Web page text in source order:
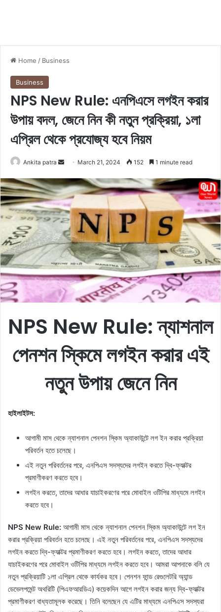
Home / Business
Business
NPS New Rule: এনপিএসে লগইন করার
উপায় বদল, জেনে নিন কী নতুন প্রক্রিয়া, ১লা
এপ্রিল থেকে প্রযোজ্য হবে নিয়ম
Ankita patra
n
d
a
n
e
m
i
l
March 21, 2024 152 1 minute read
NPS New Rule:ন্যাশনাল
পেনশন স্কিমে লগইন করার এই
নতুন উপায় জেনে নিন
হাইলাইটস:
আগামী মাস থেকে ন্যাশনাল পেনশন স্কিম অ্যাকাউন্টে লগ ইন করার প্রক্রিয়া
পরিবর্তন হতে চলেছে।
এই নতুন পরিবর্তনের পরে, এনপিএস সদস্যদের লগইন করতে দ্বি-ফ্যাক্টর
প্রমাণীকরণ করতে হবে।
লগইন করতে, তাদের আধার যাচাইকরণের পরে মোবাইল ওটিপির মাধ্যমে লগইন
করতে হবে।
NPS New Rule: আগামী মাস থেকে ন্যাশনাল পেনশন স্কিম অ্যাকাউন্টে লগ ইন
করার প্রক্রিয়া পরিবর্তন হতে চলেছে। এই নতুন পরিবর্তনের পরে, এনপিএস সদস্যদের
লগইন করতে দ্বি-ফ্যাক্টর প্রমাণীকরণ করতে হবে। লগইন করতে, তাদের আধার
যাচাইকরণের পরে মোবাইল ওটিপির মাধ্যমে লগইন করতে হবে। আমরা আপনাকে বলি যে
নতুন প্রক্রিয়াটি ১লা এপ্রিল থেকে কার্যকর হবে। পেনশন ফান্ড রেগুলেটরি অ্যান্ড
ডেভেলপমেন্ট অথরিটি (পিএফআরডিএ) কয়েকদিন আগে লগইন করার জন্য দ্বি-ফ্যাক্টর
প্রমাণীকরণ বাধ্যতামূলক করেছে। তিনি বলেছেন যে এটির মাধ্যমে এনপিএস সদস্যরা